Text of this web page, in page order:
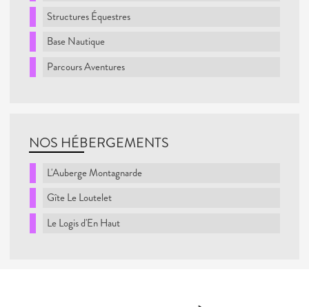
Structures Équestres
Base Nautique
Parcours Aventures
NOS HÉBERGEMENTS
L'Auberge Montagnarde
Gîte Le Loutelet
Le Logis d'En Haut